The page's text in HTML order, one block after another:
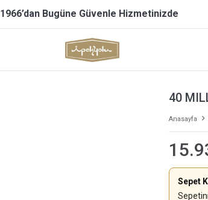
1966’dan Bugüne Güvenle Hizmetinizde
40
Anasayfa
Sepet